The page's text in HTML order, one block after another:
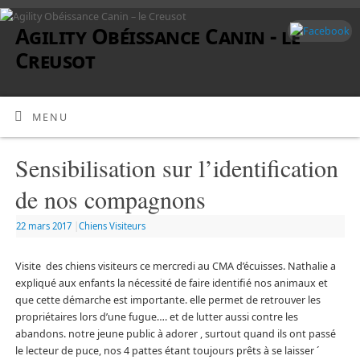
Agility Obéissance Canin - le
Creusot
MENU
Sensibilisation sur l’identification
de nos compagnons
22 mars 2017 Chiens Visiteurs
Visite des chiens visiteurs ce mercredi au CMA d’écuisses. Nathalie a
expliqué aux enfants la nécessité de faire identifié nos animaux et
que cette démarche est importante. elle permet de retrouver les
propriétaires lors d’une fugue…. et de lutter aussi contre les
abandons. notre jeune public à adorer , surtout quand ils ont passé
le lecteur de puce, nos 4 pattes étant toujours prêts à se laisser ´